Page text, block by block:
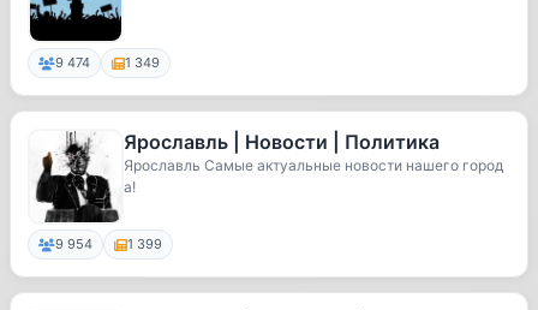
9 474 1 349
Ярославль | Новости | Политика
Ярославль Самые актуальные новости нашего город
а!
9 954 1 399